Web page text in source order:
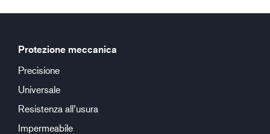
Protezione meccanica
Precisione
Universale
Resistenza all’usura
Impermeabile